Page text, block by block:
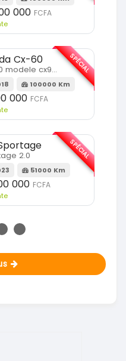
000 FCFA
Cx-60
Cx-60 modele cx9 full option
100000 Km
000 FCFA
SPÉCIAL
2.0
51000 Km
000 FCFA
SPÉCIAL